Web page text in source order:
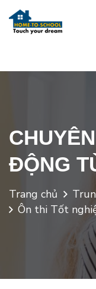
ĐỘNG
Trang chủ
Ôn thi Tốt